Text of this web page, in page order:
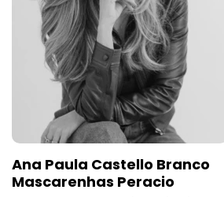
Ana Paula Castello Branco
Mascarenhas Peracio